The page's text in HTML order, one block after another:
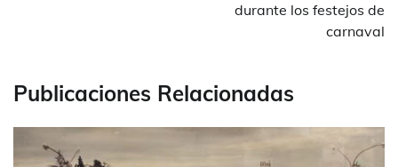
durante los festejos de
carnaval
Publicaciones Relacionadas